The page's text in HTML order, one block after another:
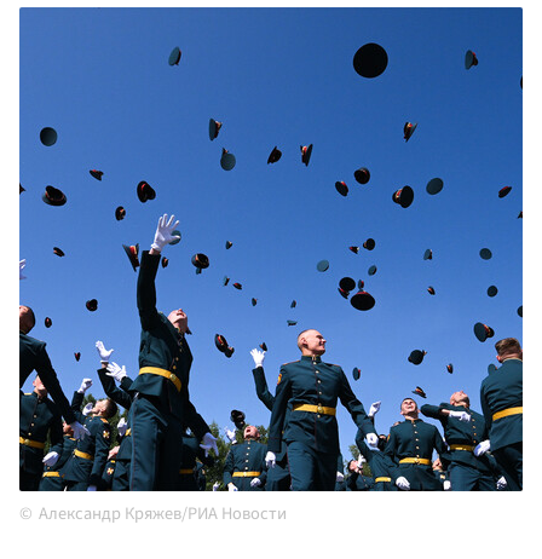
Александр Кряжев/РИА Новости